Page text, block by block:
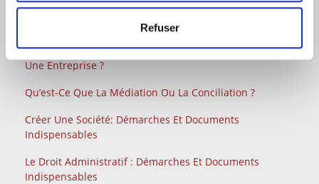
Refuser
Patronale À 40 %
Comment Contester Un Refus, Un Retrait Ou Un Retard
De Versement D’une Aide Publique Lorsque Vous Êtes
Une Entreprise ?
Qu’est-Ce Que La Médiation Ou La Conciliation ?
Créer Une Société: Démarches Et Documents
Indispensables
Le Droit Administratif : Démarches Et Documents
Indispensables